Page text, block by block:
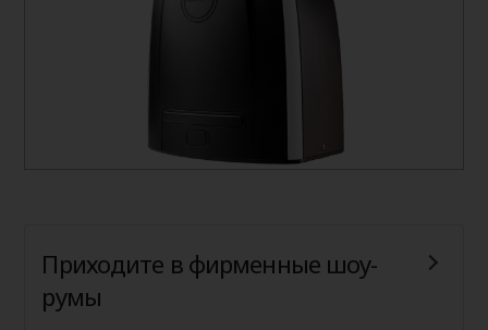
Приходите в фирменные шоу-
румы